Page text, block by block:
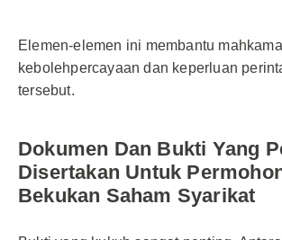
Elemen-elemen ini membantu
kebolehpercayaan dan keperluan
tersebut.
Dokumen Dan Bukti Yang
Disertakan Untuk
Bekukan Saham Syarikat